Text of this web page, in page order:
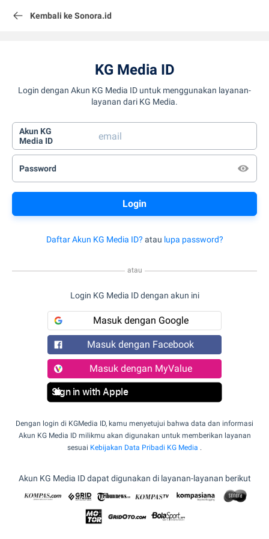
Kembali ke Sonora.id
KG Media ID
Login dengan Akun KG Media ID untuk menggunakan layanan-
layanan dari KG Media.
Akun KG
Media ID
Password
Daftar Akun KG Media ID? atau lupa password?
atau
Login KG Media ID dengan akun ini
Masuk dengan Google
Masuk dengan Facebook
Masuk dengan MyValue
Sign in with Apple
Dengan login di KGMedia ID, kamu menyetujui bahwa data dan informasi
Akun KG Media ID milikmu akan digunakan untuk memberikan layanan
sesuai Kebijakan Data Pribadi KG Media .
Akun KG Media ID dapat digunakan di layanan-layanan berikut